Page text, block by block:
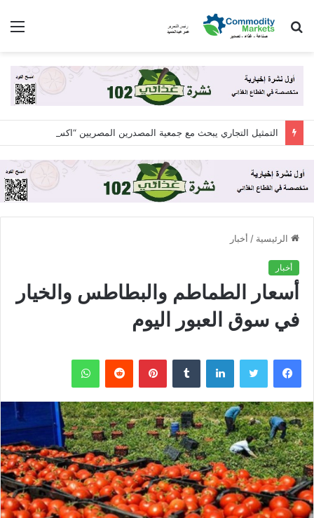
بحث
الرئيسية / أخبار
أخبار
أسعار الطماطم والبطاطس والخيار
في سوق العبور اليوم
فيسبوك تويتر لينكدإن بينتيريست واتساب